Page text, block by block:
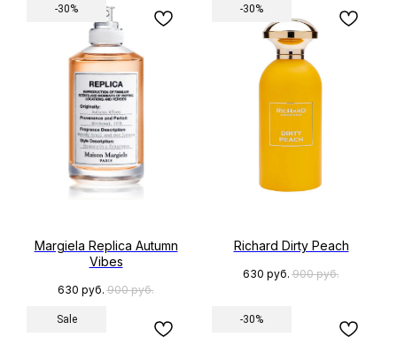
-30%
Margiela Replica Autumn
Vibes
630 руб. 900 руб.
-30%
Richard Dirty Peach
630 руб. 900 руб.
Sale -30%